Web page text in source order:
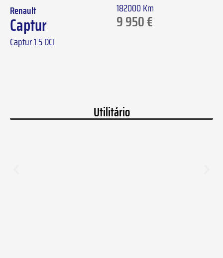
Renault
Captur
Captur 1.5 DCI
182000 Km
9 950€
Utilitário